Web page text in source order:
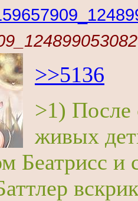
>>5136
>1) После
живых
Беатрисс и